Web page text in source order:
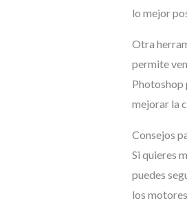
lo mejor
Otra
permite
Photoshop
mejorar la
Consejos
Si quieres
puedes
los